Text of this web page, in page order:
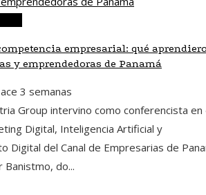
empresarial: qué
y emprendedoras de Panamá
3 semanas
Group intervino como conferencista en
Digital, Inteligencia Artificial y
Digital del Canal de Empresarias de
do...